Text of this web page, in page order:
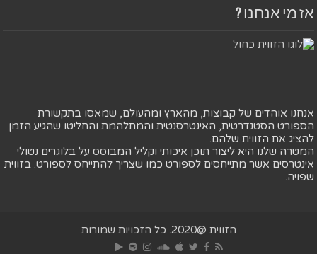
אז מי אנחנו ?
אנחנו אוהדים של קבוצות, מהארץ ומהעולם, שמאסו בתקשורת
הספורט הסטנדרטית, האינטרסנטית והמתלהמת והחליטו שהגיע הזמן
להציג את הזווית שלהם.
המטרה שלנו היא ליצור תוכן איכותי וקליל המבוסס על בלוגרים נטולי
אינטרסים אשר מתייחסים לספורט כמו שצריך להתייחס לספורט. בזווית
שפויה.
הזווית @2020. כל הזכויות שמורות